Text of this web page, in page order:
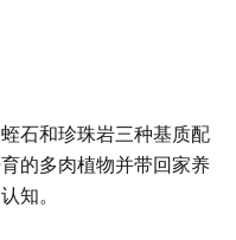
石和珍珠岩三种基质配
的多肉植物并带回家养
知。